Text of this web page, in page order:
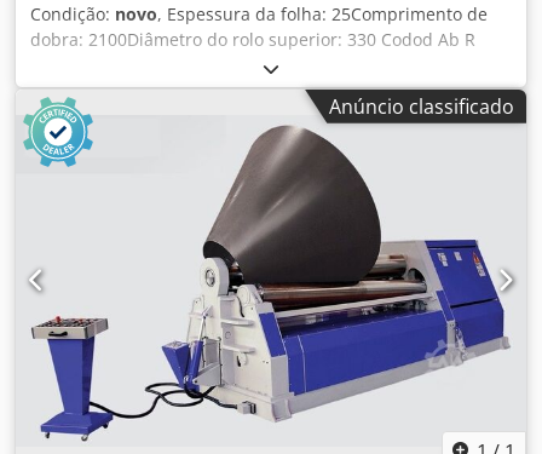
Condição: novo, Espessura da folha: 25Comprimento de
dobra: 2100Diâmetro do rolo superior: 330 Codod Ab R
Depfx Adisha Dados técnicos: - Rolos endurecidos e
polidos - Corpo completo em aço ST-52 - Os 4 rolos estão
dispostos simetricamente - Tampa acionada
hidraulicamente para fácil remoção de material - Display
digital para posição dos rolos inferior e lateral - entrega
hidráulica - Os rolos superiores e inferiores são acionados
por sistemas hidráulicos e caixas de engrenagens - Os
movimentos verticais do rolo inferior são acionados
hidraulicamente - Painel de controle móvel - De acordo
com as normas CE Opções: - velocidade de rotação variável
EURO 4.681.-- - Tabela de alimentação de material EURO
3.400.-- - Radiador de óleo EURO 1.040.-- - Centro de apoio
EURO 13.600.-- - Suporte lateral EURO 8.400.-- - Extrator
automático de material - Controle CLP - Controle CNC -
Sistema automático de carregamento de materiais - Rolo
superior intercambiável - Sistema de suporte de rolo
Anúncio classificado